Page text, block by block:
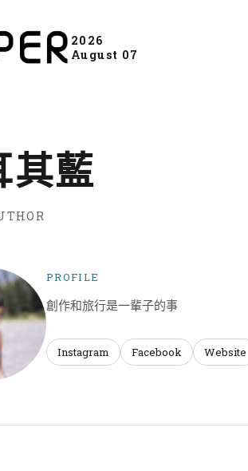
2026
August 07
其藍
PROFILE
創作和旅行是一輩子的事
Instagram Facebook Website